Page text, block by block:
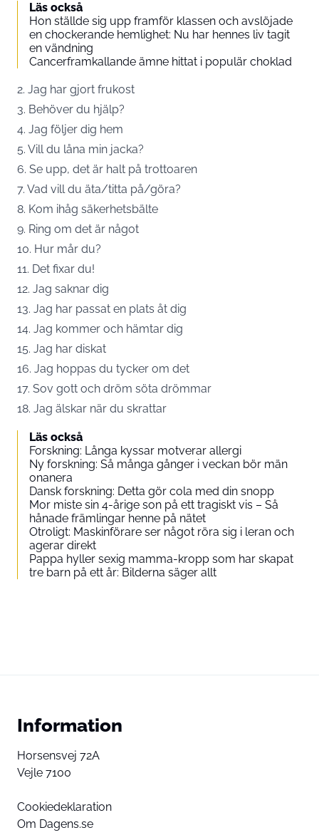
Läs också
Hon ställde sig upp framför klassen och avslöjade
en chockerande hemlighet: Nu har hennes liv tagit
en vändning
Cancerframkallande ämne hittat i populär choklad
2. Jag har gjort frukost
3. Behöver du hjälp?
4. Jag följer dig hem
5. Vill du låna min jacka?
6. Se upp, det är halt på trottoaren
7. Vad vill du äta/titta på/göra?
8. Kom ihåg säkerhetsbälte
9. Ring om det är något
10. Hur mår du?
11. Det fixar du!
12. Jag saknar dig
13. Jag har passat en plats åt dig
14. Jag kommer och hämtar dig
15. Jag har diskat
16. Jag hoppas du tycker om det
17. Sov gott och dröm söta drömmar
18. Jag älskar när du skrattar
Läs också
Forskning: Långa kyssar motverar allergi
Ny forskning: Så många gånger i veckan bör män
onanera
Dansk forskning: Detta gör cola med din snopp
Mor miste sin 4-årige son på ett tragiskt vis – Så
hånade främlingar henne på nätet
Otroligt: Maskinförare ser något röra sig i leran och
agerar direkt
Pappa hyller sexig mamma-kropp som har skapat
tre barn på ett år: Bilderna säger allt
Information
Horsensvej 72A
Vejle 7100
Cookiedeklaration
Om Dagens.se